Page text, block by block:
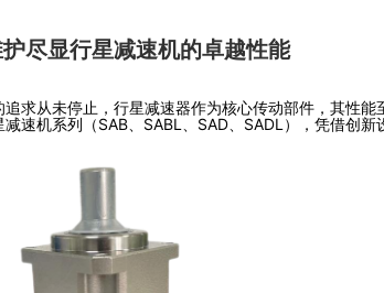
尽显行星减速机的卓越性能
求从未停止，行星减速器作为核心传动部件，其性
速机系列（SAB、SABL、SAD、SADL），凭借创